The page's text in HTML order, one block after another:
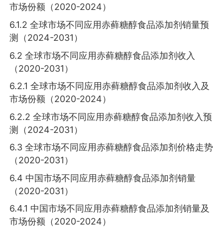
市场份额（2020-2024）
6.1.2 全球市场不同应用赤藓糖醇食品添加剂销量预
测（2024-2031）
6.2 全球市场不同应用赤藓糖醇食品添加剂收入
（2020-2031）
6.2.1 全球市场不同应用赤藓糖醇食品添加剂收入及
市场份额（2020-2024）
6.2.2 全球市场不同应用赤藓糖醇食品添加剂收入预
测（2024-2031）
6.3 全球市场不同应用赤藓糖醇食品添加剂价格走势
（2020-2031）
6.4 中国市场不同应用赤藓糖醇食品添加剂销量
（2020-2031）
6.4.1 中国市场不同应用赤藓糖醇食品添加剂销量及
市场份额（2020-2024）